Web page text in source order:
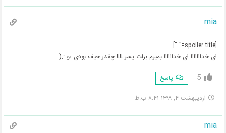
mia
[spoiler title=” “]
ای خدااااااا ای خداااااا بمیرم برات پسر !!!! چقدر حیف بودی تو :,(
5 پاسخ
اردیبهشت ۴, ۱۳۹۹ ۸:۴۱ ب.ظ
mia